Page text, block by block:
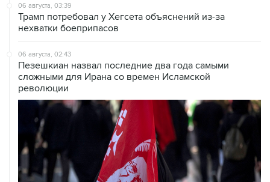
06 августа, 03:39
Трамп потребовал у Хегсета объяснений из-за
нехватки боеприпасов
06 августа, 02:43
Пезешкиан назвал последние два года самыми
сложными для Ирана со времен Исламской
революции